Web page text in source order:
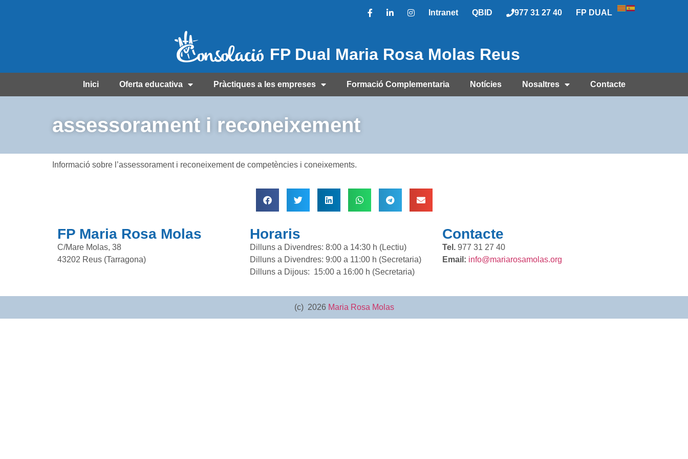
Intranet QBID 977 31 27 40 FP DUAL
FP Dual Maria Rosa Molas Reus
Inici Oferta educativa Pràctiques a les empreses Formació Complementaria Notícies Nosaltres Contacte
assessorament i reconeixement
Informació sobre l’assessorament i reconeixement de competències i coneixements.
FP Maria Rosa Molas
C/Mare Molas, 38
43202 Reus (Tarragona)
Horaris
Dilluns a Divendres: 8:00 a 14:30 h (Lectiu)
Dilluns a Divendres: 9:00 a 11:00 h (Secretaria)
Dilluns a Dijous: 15:00 a 16:00 h (Secretaria)
Contacte
Tel. 977 31 27 40
Email: info@mariarosamolas.org
(c) 2026 Maria Rosa Molas